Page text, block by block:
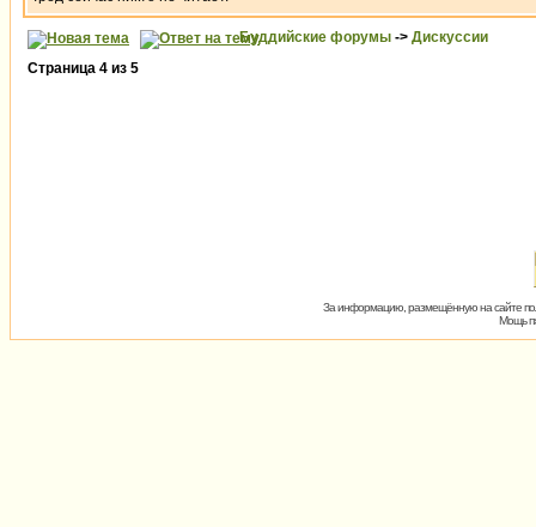
Буддийские форумы -> Дискуссии
Страница 4 из 5
За информацию, размещённую на сайте
Мощь